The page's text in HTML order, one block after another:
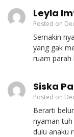
Leyla
Posted on
Semakin
yang gak
ruam parah
Siska
Posted on
Berarti
nyaman
dulu anaku